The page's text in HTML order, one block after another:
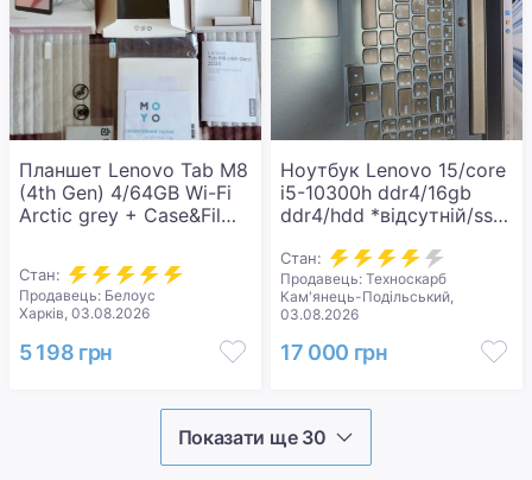
Планшет Lenovo Tab M8
(4th Gen) 4/64GB Wi-Fi
Arctic grey + Case&Film
Стан:
Продавець: Белоус
Харків, 03.08.2026
5 198 грн
Ноутбук Lenovo 15/core
i5-10300h ddr4/16gb
ddr4/hdd *відсутній/ssd
4gb
Стан:
Продавець: Техноскарб
Кам'янець-Подільський,
03.08.2026
17 000 грн
Показати ще 30